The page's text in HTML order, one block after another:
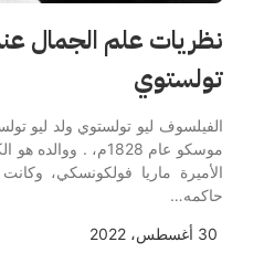
نظريات علم الجمال
تولستوي
الفيلسوف ليو تولستوي ولد ليو
موسكو عام 1828م، .
الأميرة ماريا فولكونسكي،
حاكمه…
30 أغسطس، 2022